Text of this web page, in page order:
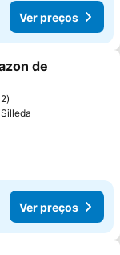
Ver preços
favoritos
de
Ver preços